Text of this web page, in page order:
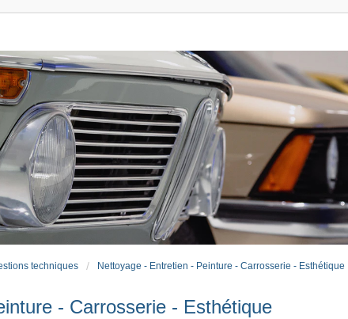
techniques Nettoyage - Entretien - Peinture - Carrosserie - Esthétique
- Carrosserie - Esthétique